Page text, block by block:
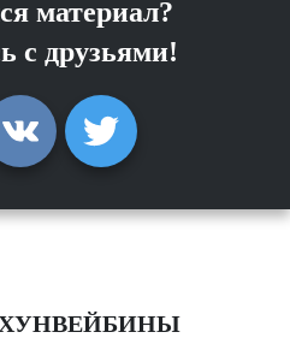
материал?
с друзьями!